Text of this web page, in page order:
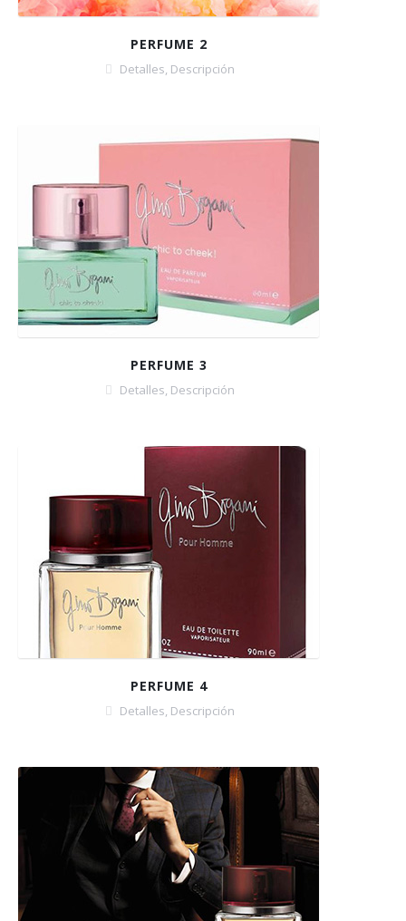
PERFUME 2
Detalles, Descripción
PERFUME 3
Detalles, Descripción
PERFUME 4
Detalles, Descripción